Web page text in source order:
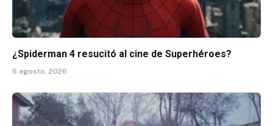
¿Spiderman 4 resucitó al cine de Superhéroes?
6 agosto, 2026